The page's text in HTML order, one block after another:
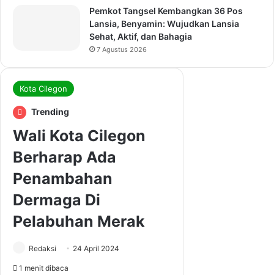
Pemkot Tangsel Kembangkan 36 Pos
Lansia, Benyamin: Wujudkan Lansia
Sehat, Aktif, dan Bahagia
7 Agustus 2026